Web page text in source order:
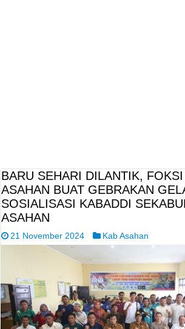
BARU SEHARI DILANTIK,
ASAHAN BUAT GEBRAKAN
SOSIALISASI KABADDI
ASAHAN
21 November 2024 Kab Asahan